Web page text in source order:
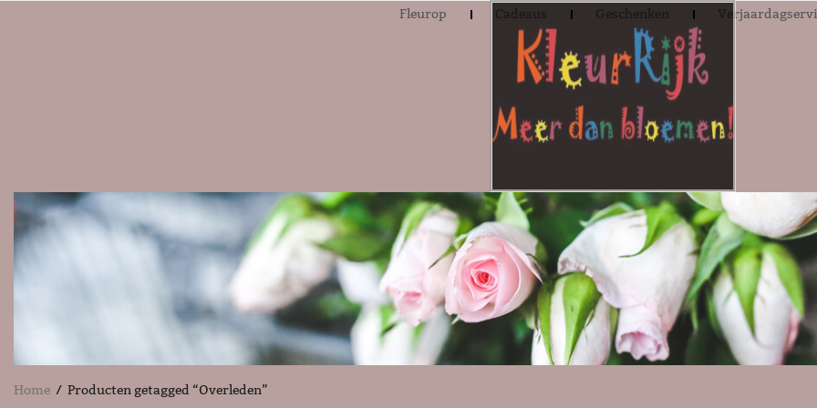
Fleurop Cadeaus Geschenken
Home / Producten getagged “Overleden”